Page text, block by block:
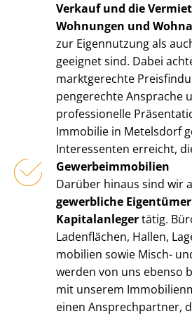
Verkauf und die
Wohnungen und
zur Eigennutzung als
geeignet sind. Dabei
marktgerechte
pen­ge­rech­te Ansprache
professionelle
Immobilie in Metelsdorf
Interessenten erreicht,
Ge­wer­be­im­mo­bi­li­en
Darüber hinaus sind wir
gewerbliche
Kapitalanlegertätig.
Ladenflächen, Hallen,
mo­bi­li­en sowie Misch-
werden von uns ebenso
mit unserem
einen Ansprechpartner,